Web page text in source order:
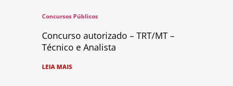
Concursos Públicos
Concurso autorizado – TRT/MT –
Técnico e Analista
LEIA MAIS